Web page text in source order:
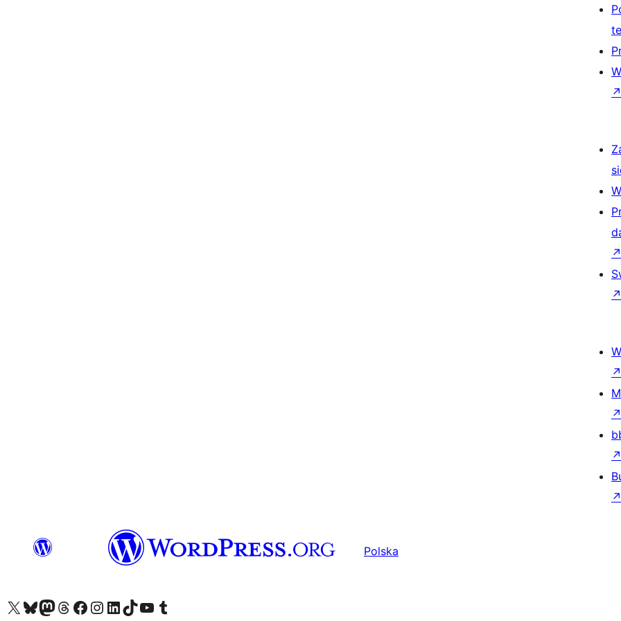
↗
↗
↗
↗
↗
↗
↗
Polska
Odwiedź nasze konto X (dawniej Twitter)
Odwiedź nasze konto Bluesky
Odwiedź nasze konto na Mastodoncie
Odwiedź naszego Threadsa
Odwiedź naszego Facebooka
Odwiedź nasze konto na Instagramie
Odwiedź nasze konto na LinkedIn
Odwiedź naszego TikToka
Odwiedź nasz kanał YouTube
Odwiedź naszego Tumblra